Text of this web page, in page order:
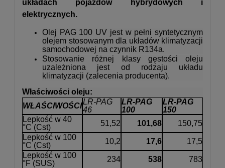
układach pojazdów hybrydowych i
elektrycznych.
Olej PAG 100 UV jest w pełni syntetycznym
olejem stosowanym dla układów klimatyzacji
samochodowej na czynnik R134a.
Stosowanie różnej klasy gęstości oleju
uzależniona jest od rodzaju układu
klimatyzacji (zalecenia producenta).
Właściwości oleju:
WŁAŚCIWOŚCILR-PAG
46
LR-PAG
100
LR-PAG
150
Lepkość w 40
°C (Cst)
51,52 101,68
150,75
Lepkość w 100
°C (Cst)
10,2 17,6
17,5
Lepkość w 100
°F (SUS)
234 538
783